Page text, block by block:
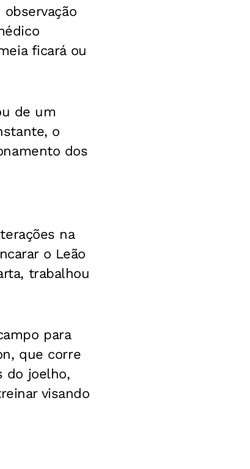
ficará ou
de um
o
dos
na
o Leão
trabalhou
para
que corre
do joelho,
visando